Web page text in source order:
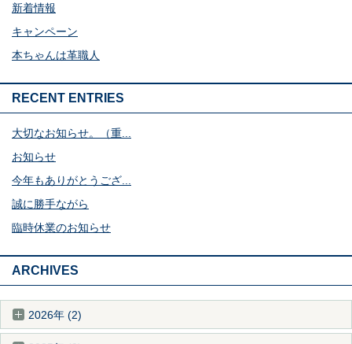
新着情報
キャンペーン
本ちゃんは革職人
RECENT ENTRIES
大切なお知らせ。（重...
お知らせ
今年もありがとうござ...
誠に勝手ながら
臨時休業のお知らせ
ARCHIVES
2026年 (2)